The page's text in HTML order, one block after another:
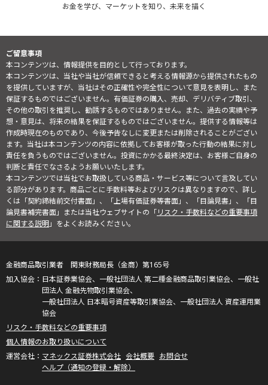
お金を学び、マーケットを知り、未来を描く
ご留意事項
本コンテンツは、情報提供を目的として行っております。
本コンテンツは、当社や当社が信頼できると考える情報源から提供されたもの
を提供していますが、当社はその正確性や完全性について意見を表明し、また
保証するものではございません。有価証券の購入、売却、デリバティブ取引、
その他の取引を推奨し、勧誘するものではありません。また、過去の実績や予
想・意見は、将来の結果を保証するものではございません。提供する情報等は
作成時現在のものであり、今後予告なしに変更または削除されることがござい
ます。当社は本コンテンツの内容に依拠してお客様が取った行動の結果に対し
責任を負うものではございません。投資にかかる最終決定は、お客様ご自身の
判断と責任でなさるようお願いいたします。
本コンテンツでは当社でお取扱している商品・サービス等について言及してい
る部分があります。商品ごとに手数料等およびリスクは異なりますので、詳し
くは「契約締結前交付書面」、「上場有価証券等書面」、「目論見書」、「目
論見書補完書面」または当社ウェブサイトの「リスク・手数料などの重要事項
に関する説明」をよくお読みください。
金融商品取引業者 関東財務局長（金商）第165号
日本証券業協会、一般社団法人 第二種金融商品取引業協会、一般社
団法人 金融先物取引業協会、
一般社団法人 日本暗号資産等取引業協会、一般社団法人 資産運用業
協会
リスク・手数料などの重要事項
個人情報のお取り扱いについて
マネックス証券株式会社 会社概要 お問合せ
ヘルプ（通知の登録・解除）